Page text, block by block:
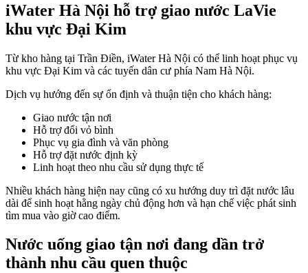
iWater Hà Nội hỗ trợ giao nước LaVie
khu vực Đại Kim
Từ kho hàng tại Trần Điền, iWater Hà Nội có thể linh hoạt phục vụ
khu vực Đại Kim và các tuyến dân cư phía Nam Hà Nội.
Dịch vụ hướng đến sự ổn định và thuận tiện cho khách hàng:
Giao nước tận nơi
Hỗ trợ đổi vỏ bình
Phục vụ gia đình và văn phòng
Hỗ trợ đặt nước định kỳ
Linh hoạt theo nhu cầu sử dụng thực tế
Nhiều khách hàng hiện nay cũng có xu hướng duy trì đặt nước lâu
dài để sinh hoạt hằng ngày chủ động hơn và hạn chế việc phát sinh
tìm mua vào giờ cao điểm.
Nước uống giao tận nơi đang dần trở
thành nhu cầu quen thuộc